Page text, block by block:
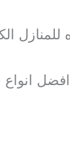
للمنازل
افضل